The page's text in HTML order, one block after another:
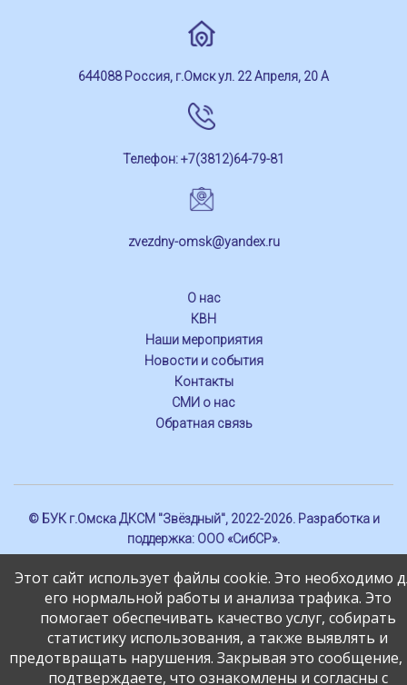
644088 Россия, г.Омск ул. 22 Апреля, 20 А
Телефон: +7(3812)64-79-81
zvezdny-omsk@yandex.ru
О нас
КВН
Наши мероприятия
Новости и события
Контакты
СМИ о нас
Обратная связь
© БУК г.Омска ДКСМ "Звёздный", 2022-2026. Разработка и
поддержка: ООО «СибСР».
Этот сайт использует файлы cookie. Это необходимо
его нормальной работы и анализа трафика. Это
помогает обеспечивать качество услуг, собирать
статистику использования, а также выявлять и
предотвращать нарушения. Закрывая это
подтверждаете, что ознакомлены и согласны с